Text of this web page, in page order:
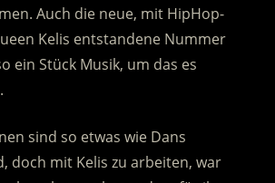
Auch die neue, mit HipHop-
Kelis entstandene Nummer
ein Stück Musik, um das es
sind so etwas wie Dans
doch mit Kelis zu arbeiten, war